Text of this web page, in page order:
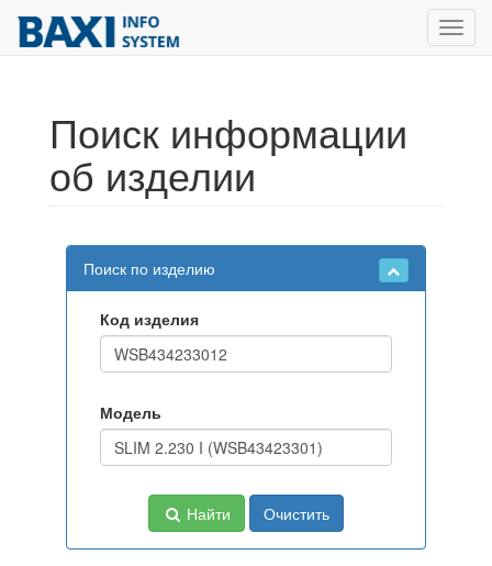
Поиск информации
об изделии
Поиск по изделию
Код изделия
Модель
Найти Очистить